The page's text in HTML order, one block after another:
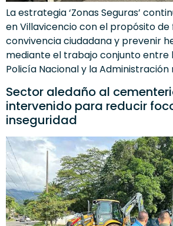
La estrategia ‘Zonas Seguras’
en Villavicencio con el propósito
convivencia ciudadana y prevenir
mediante el trabajo conjunto entre
Policía Nacional y la Administración
Sector aledaño al
intervenido para reducir
inseguridad